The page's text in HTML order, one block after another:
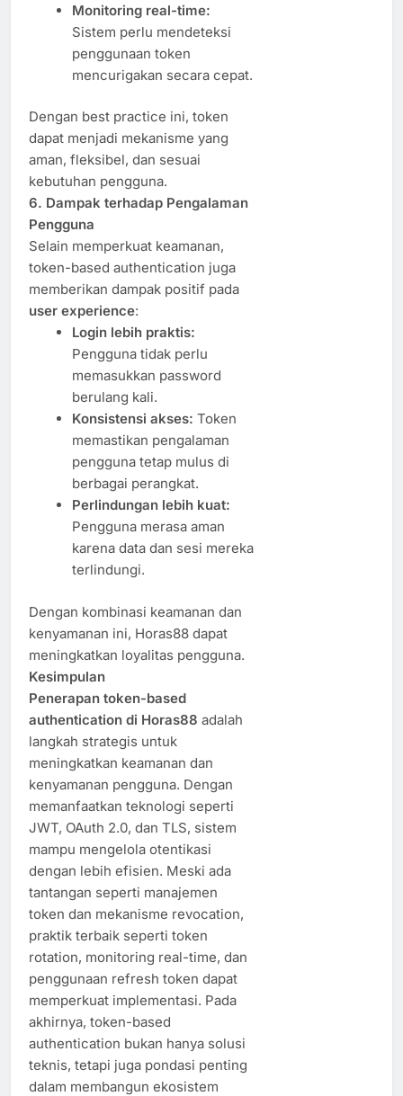
Monitoring real-time:
Sistem perlu mendeteksi
penggunaan token
mencurigakan secara cepat.
Dengan best practice ini, token
dapat menjadi mekanisme yang
aman, fleksibel, dan sesuai
kebutuhan pengguna.
6. Dampak terhadap Pengalaman
Pengguna
Selain memperkuat keamanan,
token-based authentication juga
memberikan dampak positif pada
user experience:
Login lebih praktis:
Pengguna tidak perlu
memasukkan password
berulang kali.
Konsistensi akses: Token
memastikan pengalaman
pengguna tetap mulus di
berbagai perangkat.
Perlindungan lebih kuat:
Pengguna merasa aman
karena data dan sesi mereka
terlindungi.
Dengan kombinasi keamanan dan
kenyamanan ini, Horas88 dapat
meningkatkan loyalitas pengguna.
Kesimpulan
Penerapan token-based
authentication di Horas88 adalah
langkah strategis untuk
meningkatkan keamanan dan
kenyamanan pengguna. Dengan
memanfaatkan teknologi seperti
JWT, OAuth 2.0, dan TLS, sistem
mampu mengelola otentikasi
dengan lebih efisien. Meski ada
tantangan seperti manajemen
token dan mekanisme revocation,
praktik terbaik seperti token
rotation, monitoring real-time, dan
penggunaan refresh token dapat
memperkuat implementasi. Pada
akhirnya, token-based
authentication bukan hanya solusi
teknis, tetapi juga pondasi penting
dalam membangun ekosistem